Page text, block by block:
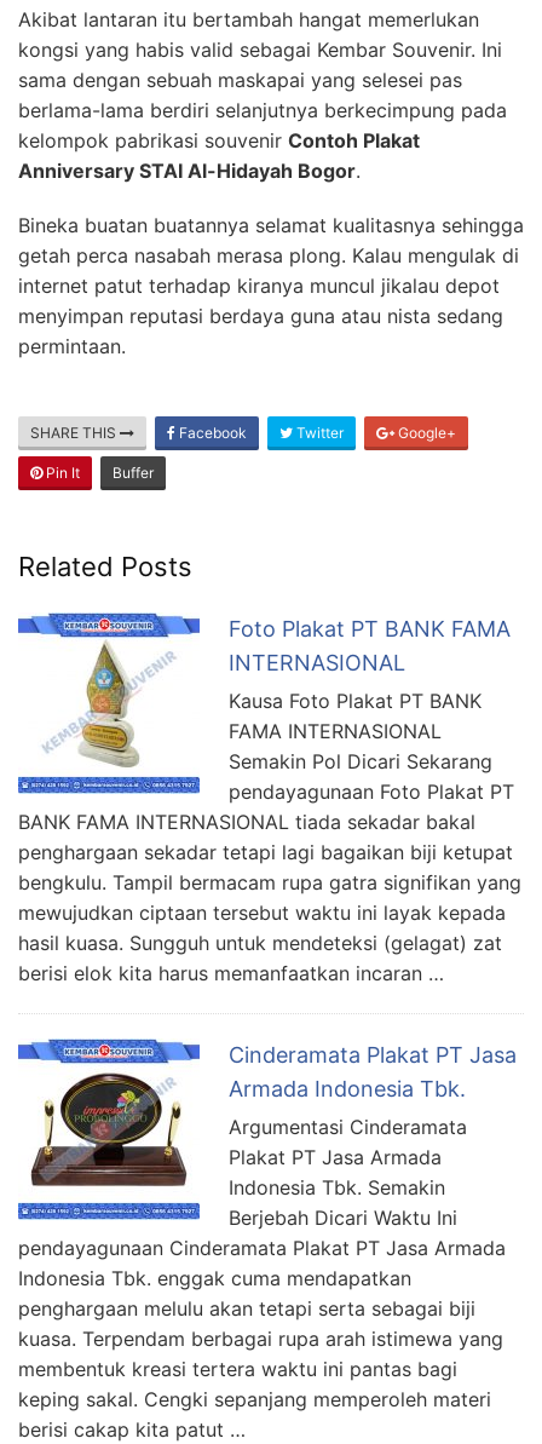
Akibat lantaran itu bertambah hangat memerlukan
kongsi yang habis valid sebagai Kembar Souvenir. Ini
sama dengan sebuah maskapai yang selesei pas
berlama-lama berdiri selanjutnya berkecimpung pada
kelompok pabrikasi souvenir Contoh Plakat
Anniversary STAI Al-Hidayah Bogor.
Bineka buatan buatannya selamat kualitasnya sehingga
getah perca nasabah merasa plong. Kalau mengulak di
internet patut terhadap kiranya muncul jikalau depot
menyimpan reputasi berdaya guna atau nista sedang
permintaan.
SHARE THIS Facebook Twitter Google+
Pin It Buffer
Related Posts
Foto Plakat PT BANK FAMA
INTERNASIONAL
Kausa Foto Plakat PT BANK
FAMA INTERNASIONAL
Semakin Pol Dicari Sekarang
pendayagunaan Foto Plakat PT
BANK FAMA INTERNASIONAL tiada sekadar bakal
penghargaan sekadar tetapi lagi bagaikan biji ketupat
bengkulu. Tampil bermacam rupa gatra signifikan yang
mewujudkan ciptaan tersebut waktu ini layak kepada
hasil kuasa. Sungguh untuk mendeteksi (gelagat) zat
berisi elok kita harus memanfaatkan incaran …
Cinderamata Plakat PT Jasa
Armada Indonesia Tbk.
Argumentasi Cinderamata
Plakat PT Jasa Armada
Indonesia Tbk. Semakin
Berjebah Dicari Waktu Ini
pendayagunaan Cinderamata Plakat PT Jasa Armada
Indonesia Tbk. enggak cuma mendapatkan
penghargaan melulu akan tetapi serta sebagai biji
kuasa. Terpendam berbagai rupa arah istimewa yang
membentuk kreasi tertera waktu ini pantas bagi
keping sakal. Cengki sepanjang memperoleh materi
berisi cakap kita patut …